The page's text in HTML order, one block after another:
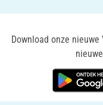
Download onze